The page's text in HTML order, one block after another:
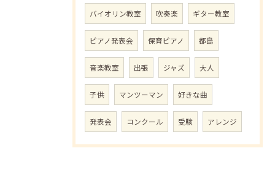
バイオリン教室 吹奏楽 ギター教室
ピアノ発表会 保育ピアノ 都島
音楽教室 出張 ジャズ 大人
子供 マンツーマン 好きな曲
発表会 コンクール 受験 アレンジ